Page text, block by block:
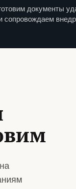
документы
сопровождаем